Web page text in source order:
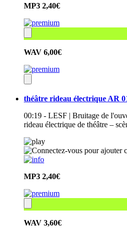
MP3 2,40€
WAV 6,00€
théâtre rideau électrique AR
00:19 - LESF | Bruitage de
rideau électrique de théâtre –
MP3 2,40€
WAV 3,60€